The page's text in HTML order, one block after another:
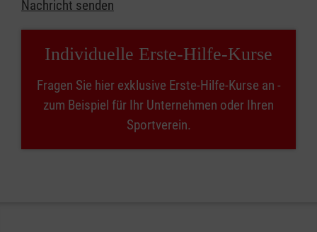
Nachricht senden
Individuelle Erste-Hilfe-Kurse
Fragen Sie hier exklusive Erste-Hilfe-Kurse an -
zum Beispiel für Ihr Unternehmen oder Ihren
Sportverein.